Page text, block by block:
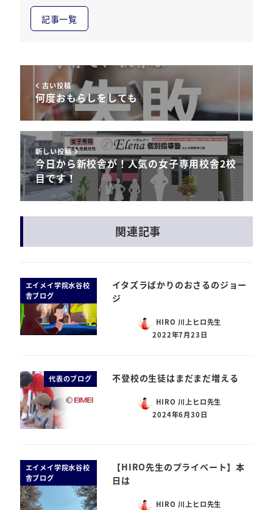
記事一覧
古い投稿
何度おもらしをしても
新しい投稿
今日から新校舎が！人気の女子専用校舎2校
目です！
関連記事
エイメイ学院水谷校
舎ブログ
イタズラばかりのおさるのジョー
ジ
HIRO 川上ヒロ先生
2022年7月23日
代表のブログ 不登校の生徒はまだまだ増える
HIRO 川上ヒロ先生
2024年6月30日
エイメイ学院水谷校
舎ブログ
【HIRO先生のプライベート】本
日は
HIRO 川上ヒロ先生